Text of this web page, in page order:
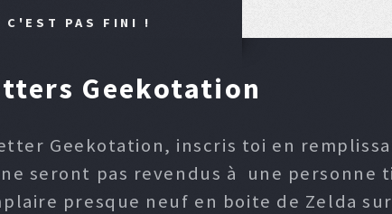
C'EST PAS FINI !
Geekotation
Geekotation, inscris toi en
seront pas revendus à une personne
presque neuf en boite de Zelda